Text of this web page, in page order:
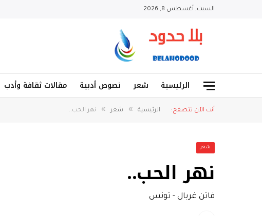
السبت, أغسطس 8, 2026
الرئيسية شعر نصوص أدبية مقالات ثقافة وأدب
أنت الآن تتصفح: الرئيسية » شعر » نهر الحب..
شعر
نهر الحب..
فاتن غربال - تونس